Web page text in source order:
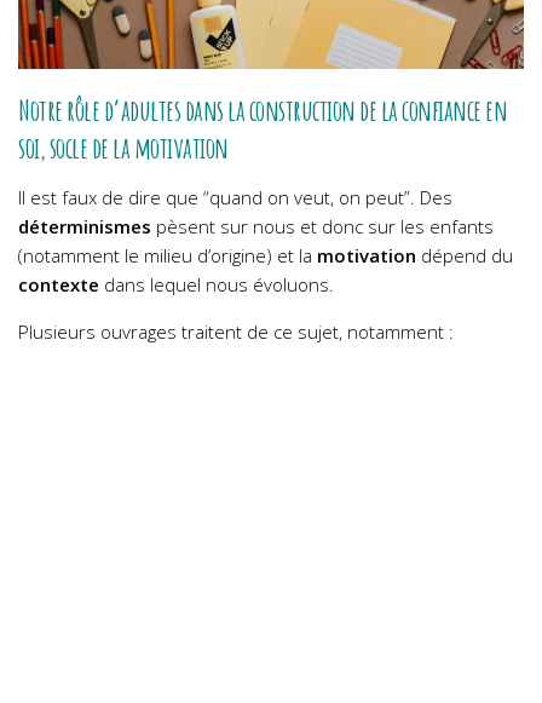
Notre rôle d’adultes dans la construction de la confiance en
soi, socle de la motivation
Il est faux de dire que “quand on veut, on peut”. Des
déterminismes pèsent sur nous et donc sur les enfants
(notamment le milieu d’origine) et la motivation dépend du
contexte dans lequel nous évoluons.
Plusieurs ouvrages traitent de ce sujet, notamment :